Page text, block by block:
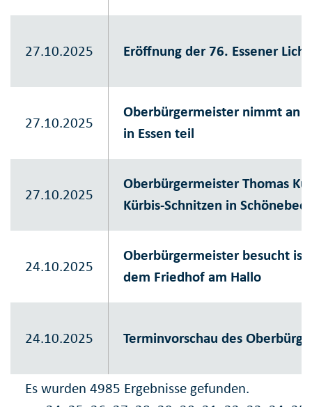
Es wurden 4985 Ergebnisse gefunden.
27.10.2025 Eröffnung der 76. Essener
27.10.2025
Oberbürgermeister nimmt an
in Essen teil
27.10.2025
Oberbürgermeister Thomas
Kürbis-Schnitzen in Schönebeck
24.10.2025
Oberbürgermeister besucht
dem Friedhof am Hallo
24.10.2025 Terminvorschau des